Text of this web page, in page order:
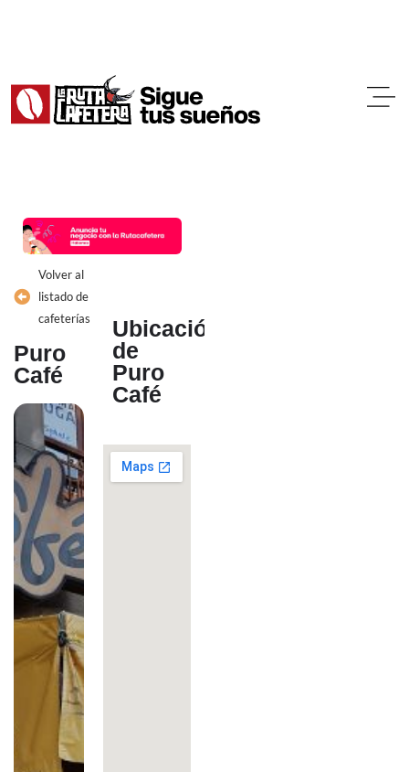
Volver al
listado de
cafeterías
Puro
Café
Ubicación
de
Puro
Café